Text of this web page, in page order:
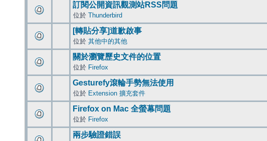
訂閱公開資訊觀測站RSS問題
位於 Thunderbird
[轉貼分享]道歉啟事
位於 其他中的其他
關於瀏覽歷史文件的位置
位於 Firefox
Gesturefy滾輪手勢無法使用
位於 Extension 擴充套件
Firefox on Mac 全螢幕問題
位於 Firefox
兩步驗證錯誤